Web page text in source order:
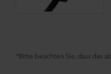
*Bitte beachten Sie, dass das